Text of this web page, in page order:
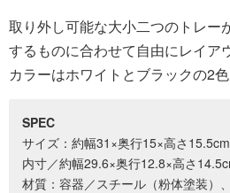
取り外し可能な大小二つのトレー
するものに合わせて自由にレイア
カラーはホワイトとブラックの2色
SPEC
サイズ：約幅31×奥行15×高さ15.5cm
内寸／約幅29.6×奥行12.8×高さ
材質：容器／スチール（粉体塗装）